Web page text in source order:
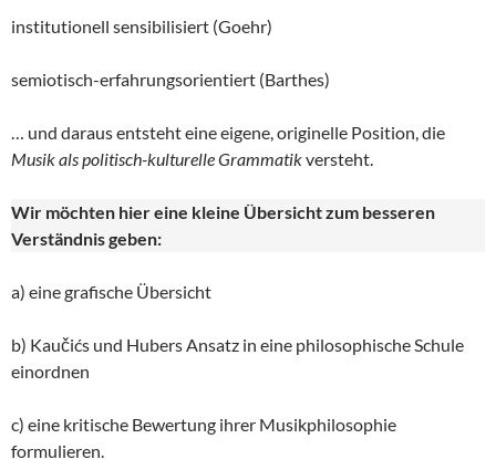
institutionell sensibilisiert (Goehr)
semiotisch-erfahrungsorientiert (Barthes)
… und daraus entsteht eine eigene, originelle Position, die
Musik als politisch-kulturelleGrammatikversteht.
Wir möchten hier eine kleine Übersicht zum besseren
Verständnis geben:
a) eine grafische Übersicht
b) Kaučićs und Hubers Ansatz in eine philosophische Schule
einordnen
c) eine kritische Bewertung ihrer Musikphilosophie
formulieren.